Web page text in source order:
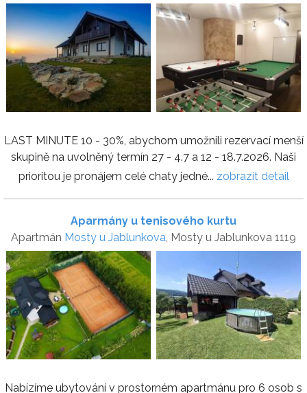
LAST MINUTE 10 - 30%, abychom umožnili rezervací menší
skupině na uvolněný termín 27 - 4.7 a 12 - 18.7.2026. Naši
prioritou je pronájem celé chaty jedné... zobrazit detail
Aparmány u tenisového kurtu
Apartmán Mosty u Jablunkova, Mosty u Jablunkova 1119
Nabízíme ubytování v prostorném apartmánu pro 6 osob s